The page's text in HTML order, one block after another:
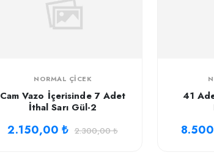
NORMAL ÇICEK
Cam Vazo İçerisinde 7 Adet
İthal Sarı Gül-2
2.150,00 ₺ 2.300,00 ₺
41